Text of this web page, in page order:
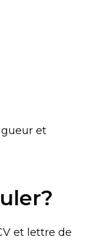
et
et lettre de